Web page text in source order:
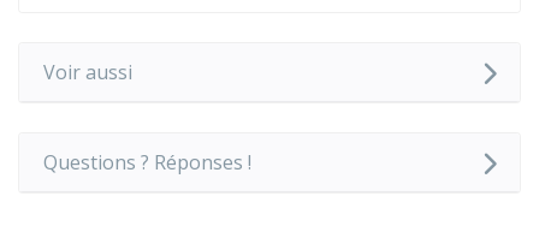
Voir aussi
Questions ? Réponses !